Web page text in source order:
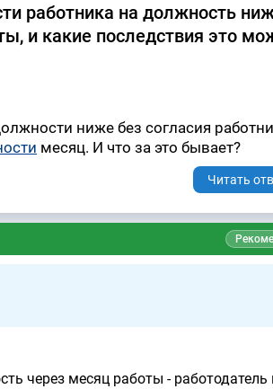
работника на должность
и какие последствия это
ниже без согласия
месяц. И что за это бывает?
Читать
через месяц работы - работодатель